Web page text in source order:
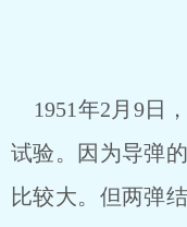
1951年2月9日
试验。因为导弹
比较大。但两弹